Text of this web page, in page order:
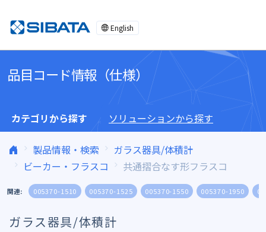
English
品目コード情報（仕様）
カテゴリから探す ソリューションから探す
製品情報・検索
ガラス器具/体積計
ビーカー・フラスコ
共通摺合なす形フラスコ
関連: 005370-1510 005370-1525 005370-1550 005370-1950
ガラス器具/体積計